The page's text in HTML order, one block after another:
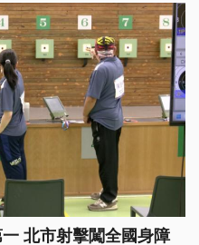
北市射擊闖全國身障